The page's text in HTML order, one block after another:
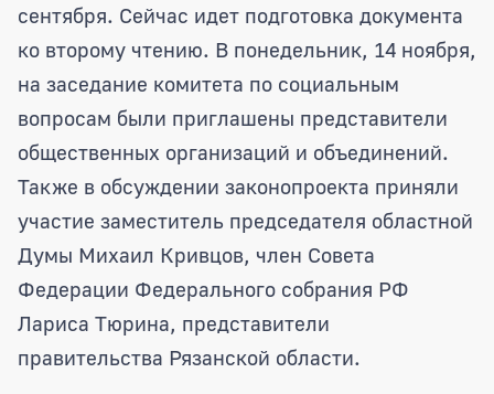
сентября. Сейчас идет подготовка документа
ко второму чтению. В понедельник, 14 ноября,
на заседание комитета по социальным
вопросам были приглашены представители
общественных организаций и объединений.
Также в обсуждении законопроекта приняли
участие заместитель председателя областной
Думы Михаил Кривцов, член Совета
Федерации Федерального собрания РФ
Лариса Тюрина, представители
правительства Рязанской области.